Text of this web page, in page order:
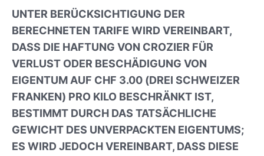
UNTER BERÜCKSICHTIGUNG DER
BERECHNETEN TARIFE WIRD VEREINBART,
DASS DIE HAFTUNG VON CROZIER FÜR
VERLUST ODER BESCHÄDIGUNG VON
EIGENTUM AUF CHF 3.00 (DREI SCHWEIZER
FRANKEN) PRO KILO BESCHRÄNKT IST,
BESTIMMT DURCH DAS TATSÄCHLICHE
GEWICHT DES UNVERPACKTEN EIGENTUMS;
ES WIRD JEDOCH VEREINBART, DASS DIESE